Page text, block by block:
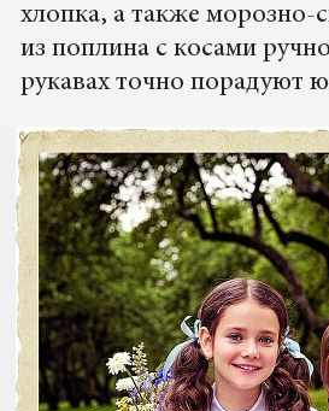
хлопка, а также морозно-
из поплина с косами
рукавах точно порадуют